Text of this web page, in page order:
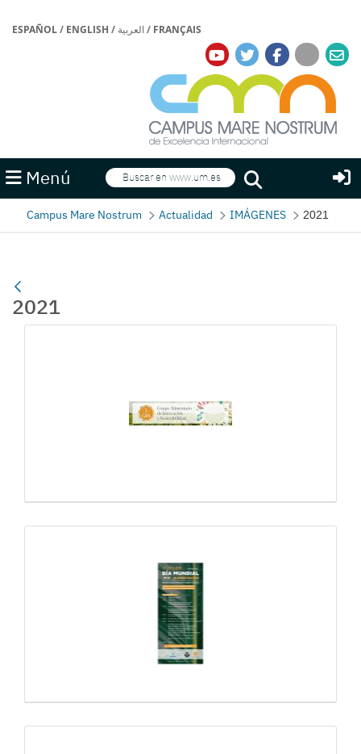
ESPAÑOL/ ENGLISH / العربية/ FRANÇAIS
Menú Buscar
Buscar
Campus Mare Nostrum Actualidad IMÁGENES 2021
2021